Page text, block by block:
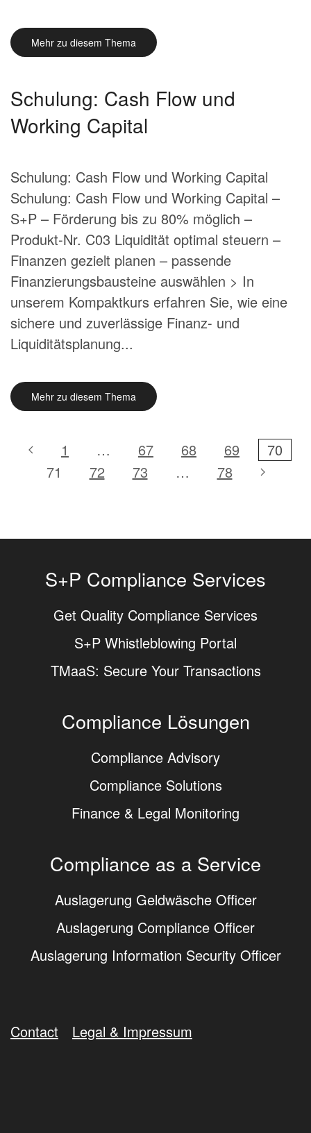
Mehr zu diesem Thema
Schulung: Cash Flow und
Working Capital
Schulung: Cash Flow und Working Capital
Schulung: Cash Flow und Working Capital –
S+P – Förderung bis zu 80% möglich –
Produkt-Nr. C03 Liquidität optimal steuern –
Finanzen gezielt planen – passende
Finanzierungsbausteine auswählen > In
unserem Kompaktkurs erfahren Sie, wie eine
sichere und zuverlässige Finanz- und
Liquiditätsplanung...
Mehr zu diesem Thema
1 … 67 68 69
70
71
72 73 … 78
S+P Compliance Services
Get Quality Compliance Services
S+P Whistleblowing Portal
TMaaS: Secure Your Transactions
Compliance Lösungen
Compliance Advisory
Compliance Solutions
Finance & Legal Monitoring
Compliance as a Service
Auslagerung Geldwäsche Officer
Auslagerung Compliance Officer
Auslagerung Information Security Officer
Contact Legal & Impressum